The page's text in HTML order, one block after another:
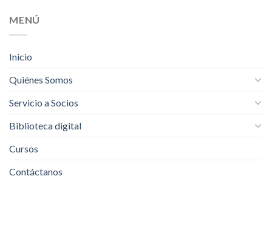
MENÚ
Inicio
Quiénes Somos
Servicio a Socios
Biblioteca digital
Cursos
Contáctanos